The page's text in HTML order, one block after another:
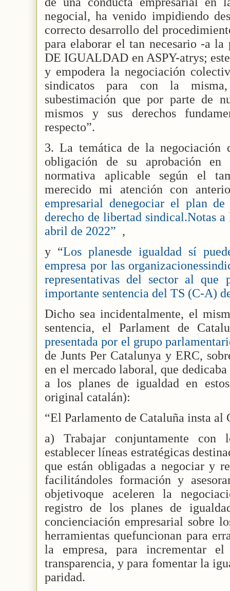
negocial, ha venido impidiendo
correcto desarrollo del
para elaborar el tan necesario -a
DE IGUALDAD en ASPY-atrys;
y empodera la negociación
sindicatos para con la
subestimación que por parte de
mismos y sus derechos
respecto”.
3. La temática de la
obligación de su aprobación
normativa aplicable según el
merecido mi atención con
empresarial denegociar el plan
derecho de libertad sindical.Notas
abril de 2022” ,
y “Los planesde igualdad sí
empresa por las
representativas del sector al que
importante sentencia del TS (C-A)
Dicho sea incidentalmente, el
sentencia, el Parlament de
presentada por el grupo
de Junts Per Catalunya y ERC,
en el mercado laboral, que
a los planes de igualdad en
original catalán):
“El Parlamento de Cataluña insta al
a) Trabajar conjuntamente con
establecer líneas estratégicas
que están obligadas a negociar y
facilitándoles formación y
objetivoque aceleren la
registro de los planes de
concienciación empresarial sobre
herramientas quefuncionan para
la empresa, para incrementar
transparencia, y para fomentar la
paridad.